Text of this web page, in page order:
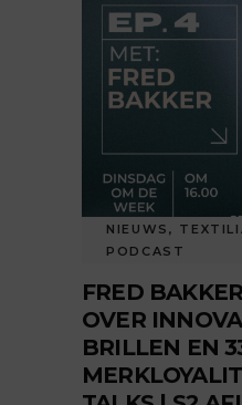
NIEUWS ,
PODCAST
FRED
OVER
BRILLEN EN